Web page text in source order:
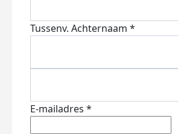
Tussenv. Achternaam *
E-mailadres *